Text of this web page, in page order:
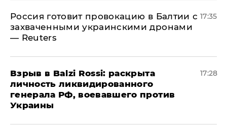
​Россия готовит провокацию в Балтии с
захваченными украинскими дронами
— Reuters
17:35
​Взрыв в Balzi Rossi: раскрыта
личность ликвидированного
генерала РФ, воевавшего против
Украины
17:28